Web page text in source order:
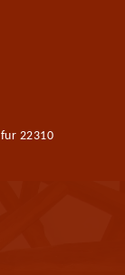
22310